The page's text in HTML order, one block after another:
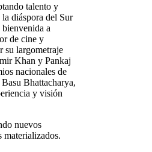
talento y
diáspora del Sur
a
de cine y
su largometraje
Khan y Pankaj
nacionales de
Bhattacharya,
y visión
nuevos
materializados.